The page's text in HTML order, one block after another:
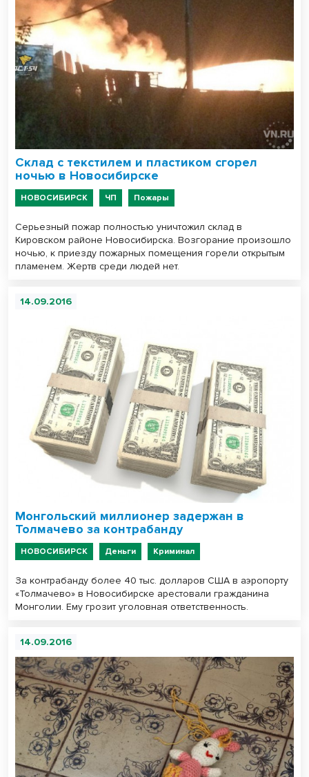
Склад с текстилем и пластиком сгорел
ночью в Новосибирске
НОВОСИБИРСК ЧП Пожары
Серьезный пожар полностью уничтожил склад в
Кировском районе Новосибирска. Возгорание произошло
ночью, к приезду пожарных помещения горели открытым
пламенем. Жертв среди людей нет.
14.09.2016
Монгольский миллионер задержан в
Толмачево за контрабанду
НОВОСИБИРСК Деньги Криминал
За контрабанду более 40 тыс. долларов США в аэропорту
«Толмачево» в Новосибирске арестовали гражданина
Монголии. Ему грозит уголовная ответственность.
14.09.2016